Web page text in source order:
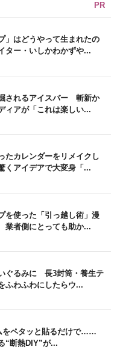
PR
」はどうやって生まれたの
ー・いしかわかずや...
されるアイスバー 斬新か
ィアが「これは楽しい...
たカレンダーをリメイクし
アイデアで大変身「...
を使った「引っ越し術」漫
者側にとっても助か...
ぐるみに 長3封筒・養生テ
ふわふわにしたらウ...
をペタッと貼るだけで……
“断熱DIY”が...